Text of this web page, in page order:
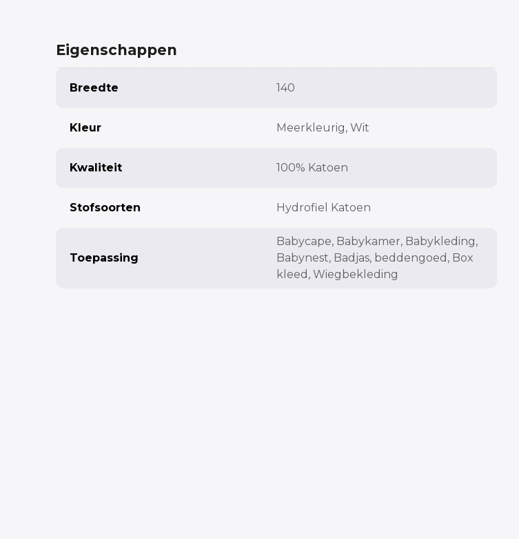
Eigenschappen
Breedte 140
Kleur Meerkleurig, Wit
Kwaliteit 100% Katoen
Stofsoorten Hydrofiel Katoen
Toepassing
Babycape, Babykamer, Babykleding,
Babynest, Badjas, beddengoed , Box
kleed , Wiegbekleding